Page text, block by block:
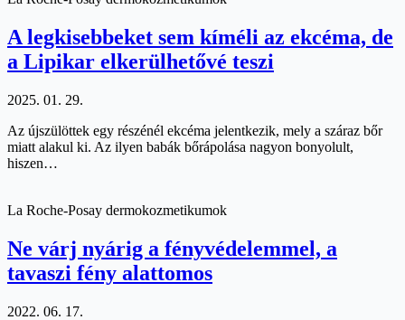
A legkisebbeket sem kíméli az ekcéma, de
a Lipikar elkerülhetővé teszi
2025. 01. 29.
Az újszülöttek egy részénél ekcéma jelentkezik, mely a száraz bőr
miatt alakul ki. Az ilyen babák bőrápolása nagyon bonyolult,
hiszen…
La Roche-Posay dermokozmetikumok
Ne várj nyárig a fényvédelemmel, a
tavaszi fény alattomos
2022. 06. 17.